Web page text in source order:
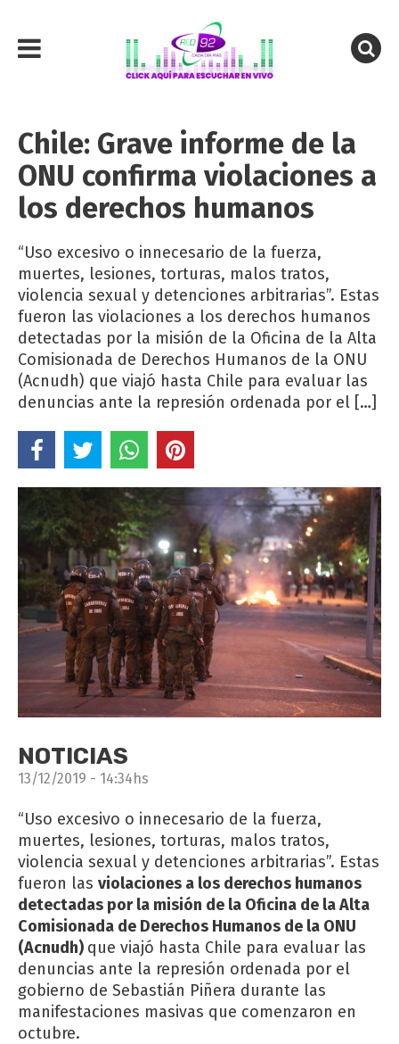
Chile: Grave informe de la
ONU confirma violaciones a
los derechos humanos
“Uso excesivo o innecesario de la fuerza,
muertes, lesiones, torturas, malos tratos,
violencia sexual y detenciones arbitrarias”. Estas
fueron las violaciones a los derechos humanos
detectadas por la misión de la Oficina de la Alta
Comisionada de Derechos Humanos de la ONU
(Acnudh) que viajó hasta Chile para evaluar las
denuncias ante la represión ordenada por el […]
NOTICIAS
13/12/2019 - 14:34hs
“Uso excesivo o innecesario de la fuerza,
muertes, lesiones, torturas, malos tratos,
violencia sexual y detenciones arbitrarias”. Estas
fueron las violaciones a los derechos humanos
detectadas por la misión de la Oficina de la Alta
Comisionada de Derechos Humanos de la ONU
(Acnudh) que viajó hasta Chile para evaluar las
denuncias ante la represión ordenada por el
gobierno de Sebastián Piñera durante las
manifestaciones masivas que comenzaron en
octubre.